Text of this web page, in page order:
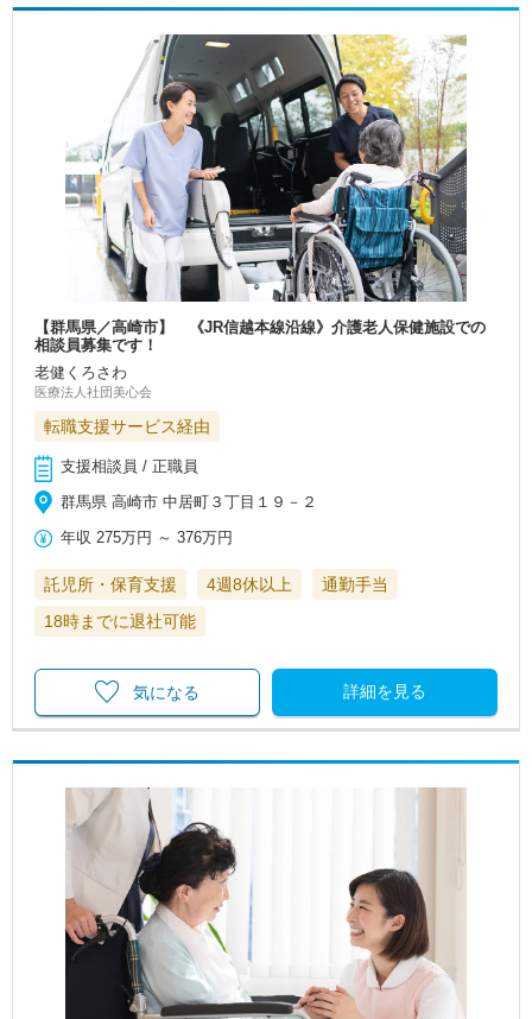
【群馬県／高崎市】 《JR信越本線沿線》介護老人保健施設での
相談員募集です！
老健くろさわ
医療法人社団美心会
転職支援サービス経由
支援相談員 / 正職員
群馬県 高崎市 中居町３丁目１９－２
年収 275万円 ～376万円
託児所・保育支援 4週8休以上
通勤手当
18時までに退社可能
詳細を見る
気になる